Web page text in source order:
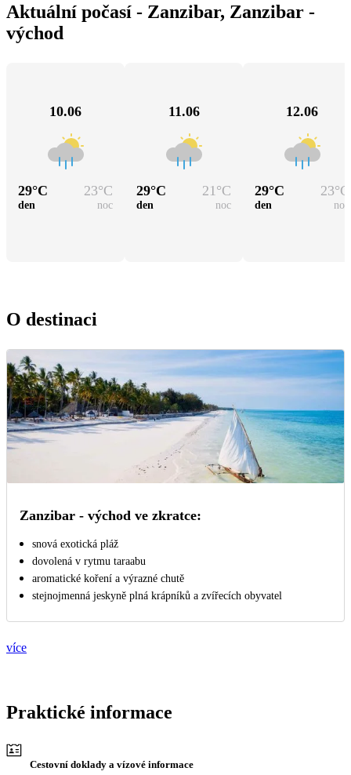
Aktuální počasí - Zanzibar, Zanzibar -
východ
10.06
29°C 23°C
den noc
11.06
29°C 21 °C
den noc
12.06
29°C 23°C
den noc
O destinaci
Zanzibar - východ ve zkratce:
snová exotická pláž
dovolená v rytmu taraabu
aromatické koření a výrazné chutě
stejnojmenná jeskyně plná krápníků a zvířecích obyvatel
více
Praktické informace
Cestovní doklady a vízové informace